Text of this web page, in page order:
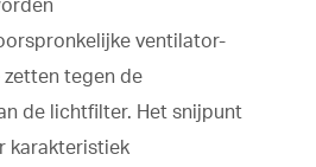
ventilator-
tegen de
de lichtfilter. Het snijpunt
karakteristiek